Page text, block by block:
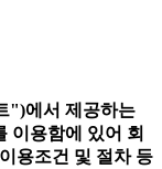
")에서 제공하는
이용함에 있어 회
용조건 및 절차 등